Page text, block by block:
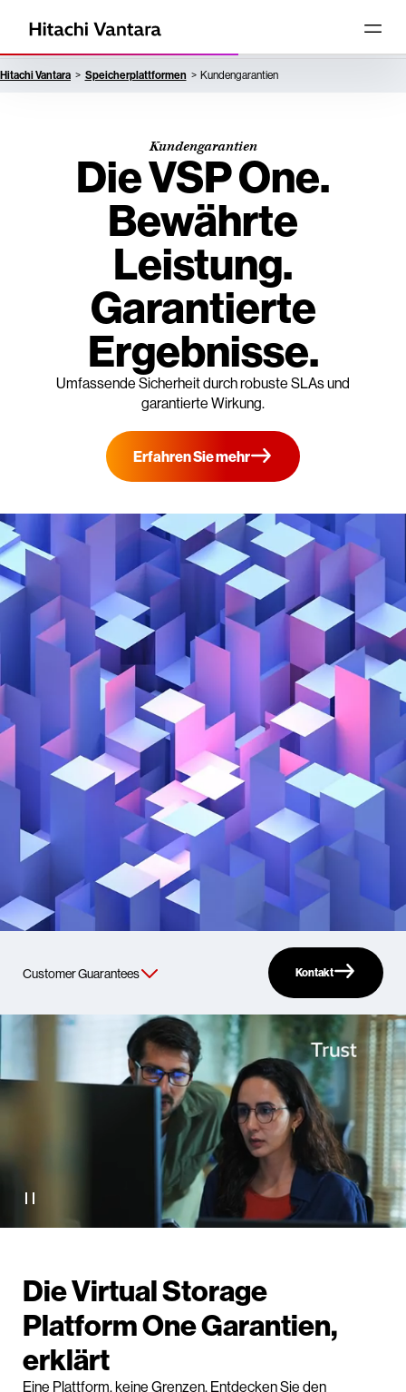
Hitachi Vantara Speicherplattformen Kundengarantien
Kundengarantien
Die VSP One.
Bewährte
Leistung.
Garantierte
Ergebnisse.
Umfassende Sicherheit durch robuste SLAs und
garantierte Wirkung.
Erfahren Sie mehr
Kontakt
Die Virtual Storage
Platform One Garantien,
erklärt
Eine Plattform, keine Grenzen. Entdecken Sie den